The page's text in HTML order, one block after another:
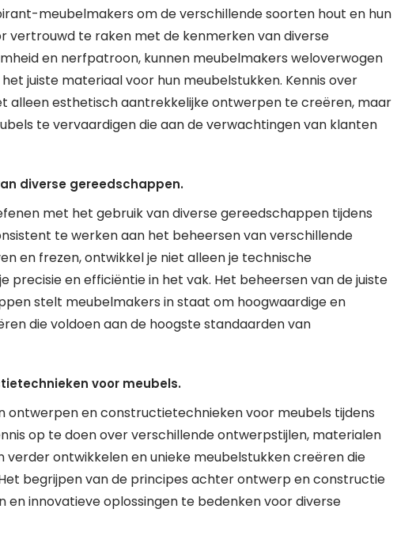
meubelmakers om de verschillende soorten hout en hun
vertrouwd te raken met de kenmerken van diverse
en nerfpatroon, kunnen meubelmakers weloverwogen
juiste materiaal voor hun meubelstukken. Kennis over
alleen esthetisch aantrekkelijke ontwerpen te creëren, maar
te vervaardigen die aan de verwachtingen van klanten
diverse gereedschappen.
met het gebruik van diverse gereedschappen tijdens
te werken aan het beheersen van verschillende
en frezen, ontwikkel je niet alleen je technische
precisie en efficiëntie in het vak. Het beheersen van de juiste
stelt meubelmakers in staat om hoogwaardige en
die voldoen aan de hoogste standaarden van
voor meubels.
ontwerpen en constructietechnieken voor meubels tijdens
op te doen over verschillende ontwerpstijlen, materialen
verder ontwikkelen en unieke meubelstukken creëren die
begrijpen van de principes achter ontwerp en constructie
innovatieve oplossingen te bedenken voor diverse